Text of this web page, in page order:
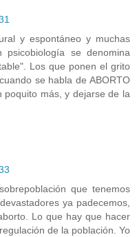
y espontáneo y muchas
se denomina
Los que ponen el grito
se habla de ABORTO
más, y dejarse de la
que tenemos
ya padecemos,
Lo que hay que hacer
de la población. Yo